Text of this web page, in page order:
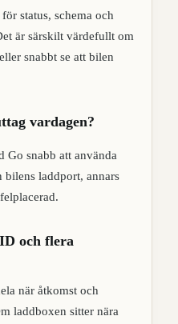
status, schema och
är särskilt värdefullt om
snabbt se att bilen
vardagen?
Go snabb att använda
laddport, annars
och flera
när åtkomst och
laddboxen sitter nära